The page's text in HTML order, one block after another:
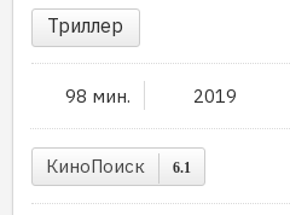
Триллер
98 мин. 2019
КиноПоиск 6.1